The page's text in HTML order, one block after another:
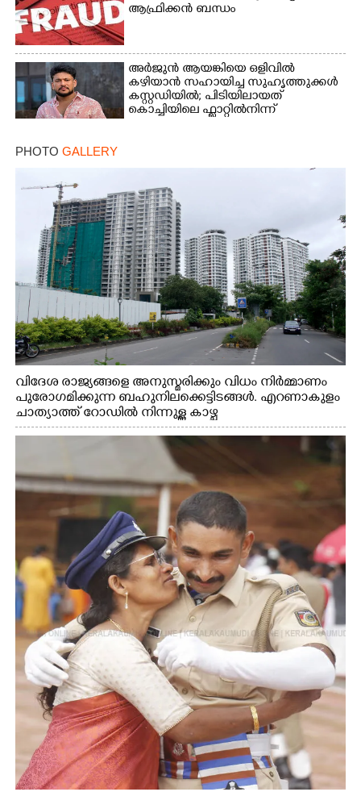
ആഫ്രിക്കൻ ബന്ധം
അർജുൻ ആയങ്കിയെ ഒളിവിൽ
കഴിയാൻ സഹായിച്ച സുഹൃത്തുക്കൾ
കസ്റ്റഡിയിൽ; പിടിയിലായത്
കൊച്ചിയിലെ ഫ്ലാറ്റിൽനിന്ന്
PHOTO GALLERY
വിദേശ രാജ്യങ്ങളെ അനുസ്മരിക്കും വിധം നിർമ്മാണം
പുരോഗമിക്കുന്ന ബഹുനിലക്കെട്ടിടങ്ങൾ. എറണാകുളം
ചാത്യാത്ത് റോഡിൽ നിന്നുള്ള കാഴ്ച